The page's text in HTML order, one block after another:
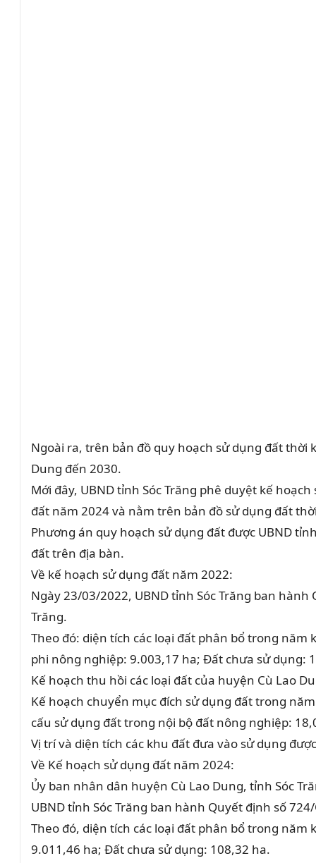
Ngoài ra, trên bản đồ quy hoạch sử dụng đất thời
Dung đến 2030.
Mới đây, UBND tỉnh Sóc Trăng phê duyệt kế
đất năm 2024 và nằm trên bản đồ sử dụng đất
Phương án quy hoạch sử dụng đất được UBND
đất trên địa bàn.
Về kế hoạch sử dụng đất năm 2022:
Ngày 23/03/2022, UBND tỉnh Sóc Trăng ban
Trăng.
Theo đó: diện tích các loại đất phân bổ trong
phi nông nghiệp: 9.003,17 ha; Đất chưa sử dụng:
Kế hoạch thu hồi các loại đất của huyện Cù Lao
Kế hoạch chuyển mục đích sử dụng đất trong
cấu sử dụng đất trong nội bộ đất nông nghiệp:
Vị trí và diện tích các khu đất đưa vào sử dụng
Về Kế hoạch sử dụng đất năm 2024:
Ủy ban nhân dân huyện Cù Lao Dung, tỉnh Sóc
UBND tỉnh Sóc Trăng ban hành Quyết định số
Theo đó, diện tích các loại đất phân bổ trong
9.011,46 ha; Đất chưa sử dụng: 108,32 ha.